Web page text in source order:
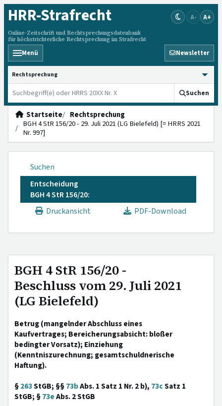
HRR-Strafrecht
Online-Zeitschrift und Rechtsprechungsdatenbank
für höchstrichterliche Rechtsprechung im Strafrecht
A- A+
Menü Newsletter
HRRS durchsuchen
Suchen
Startseite
Rechtsprechung
BGH 4 StR 156/20 - 29. Juli 2021 (LG Bielefeld) [= HRRS 2021
Nr. 997]
Suchen
Entscheidung
BGH 4 StR 156/20:
Druckansicht
PDF-Download
BGH 4 StR 156/20 -
Beschluss vom 29. Juli 2021
(LG Bielefeld)
Betrug (mangelnder Abschluss eines
Kaufvertrages; Bereicherungsabsicht: bloßer
bedingter Vorsatz); Einziehung
(Kenntniszurechnung; gesamtschuldnerische
Haftung).
§263StGB; §§73bAbs. 1 Satz 1 Nr. 2 b), 73cSatz 1
StGB; §73eAbs. 2 StGB